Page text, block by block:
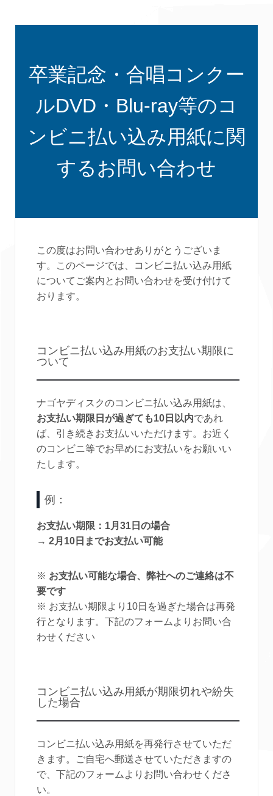
卒業記念・合唱コンクー
ルDVD・Blu-ray等のコ
ンビニ払い込み用紙に関
するお問い合わせ
この度はお問い合わせありがとうございま
す。このページでは、コンビニ払い込み用紙
についてご案内とお問い合わせを受け付けて
おります。
コンビニ払い込み用紙のお支払い期限に
ついて
ナゴヤディスクのコンビニ払い込み用紙は、
お支払い期限日が過ぎても10日以内であれ
ば、引き続きお支払いいただけます。お近く
のコンビニ等でお早めにお支払いをお願いい
たします。
例：
お支払い期限：1月31日の場合
→ 2月10日までお支払い可能
※ お支払い可能な場合、弊社へのご連絡は不
要です
※ お支払い期限より10日を過ぎた場合は再発
行となります。下記のフォームよりお問い合
わせください
コンビニ払い込み用紙が期限切れや紛失
した場合
コンビニ払い込み用紙を再発行させていただ
きます。ご自宅へ郵送させていただきますの
で、下記のフォームよりお問い合わせくださ
い。